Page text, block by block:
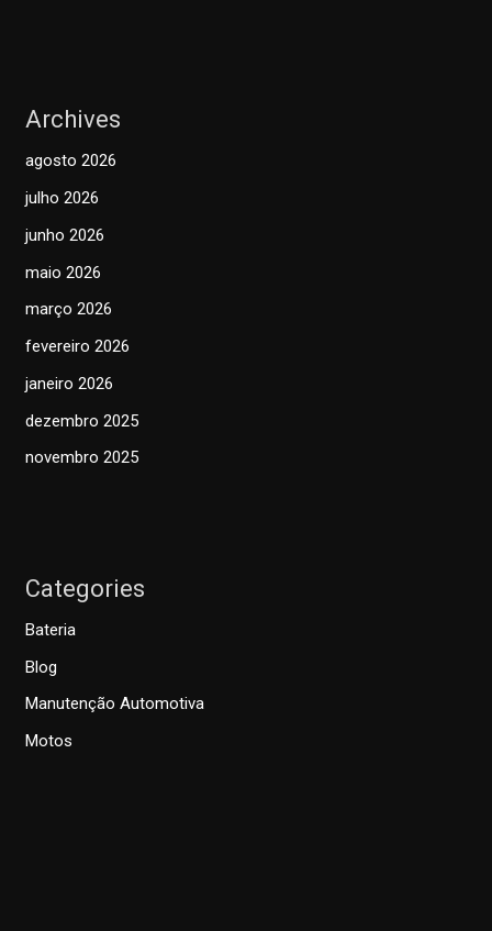
Archives
agosto 2026
julho 2026
junho 2026
maio 2026
março 2026
fevereiro 2026
janeiro 2026
dezembro 2025
novembro 2025
Categories
Bateria
Blog
Manutenção Automotiva
Motos